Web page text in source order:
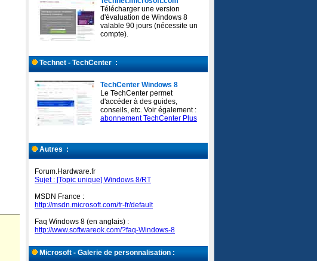
Télécharger une version
d'évaluation de Windows 8
valable 90 jours (nécessite un
compte).
Technet - TechCenter :
TechCenter Windows 8
Le TechCenter permet
d'accéder à des guides,
conseils, etc. Voir également :
abonnement TechCenter Plus
Autres :
Forum.Hardware.fr
Sujet : [Topic unique] Windows 8/RT
MSDN France :
http://msdn.microsoft.com/fr-fr/default
Faq Windows 8 (en anglais) :
http://www.softwareok.com/?faq-Windows-8
Microsoft - Galerie de personnalisation :